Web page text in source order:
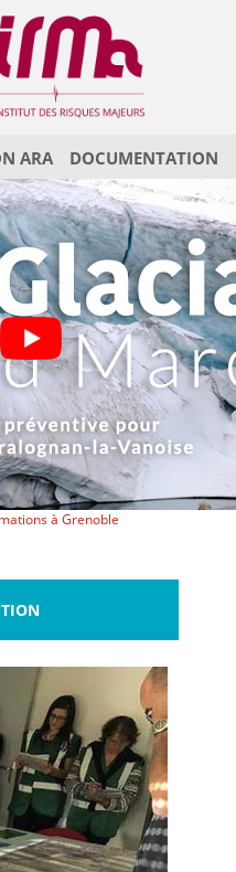
ARA DOCUMENTATION
à Grenoble